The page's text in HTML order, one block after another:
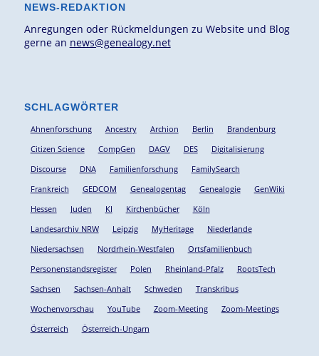
NEWS-REDAKTION
Anregungen oder Rückmeldungen zu Website und Blog
gerne an news@genealogy.net
SCHLAGWÖRTER
Ahnenforschung Ancestry Archion Berlin
Brandenburg
Citizen Science
CompGen DAGV DES
Digitalisierung
Discourse
DNA Familienforschung
FamilySearch
Frankreich
GEDCOM Genealogentag Genealogie
GenWiki
Hessen
Juden KI Kirchenbücher
Köln
Landesarchiv NRW
Leipzig MyHeritage
Niederlande
Niedersachsen
Nordrhein-Westfalen
Ortsfamilienbuch
Personenstandsregister
Polen Rheinland-Pfalz
RootsTech
Sachsen
Sachsen-Anhalt Schweden
Transkribus
Wochenvorschau
YouTube Zoom-Meeting
Zoom-Meetings
Österreich
Österreich-Ungarn